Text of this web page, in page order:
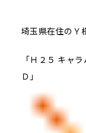
埼玉県在住のＹ
「Ｈ２５ キャ
Ｄ」